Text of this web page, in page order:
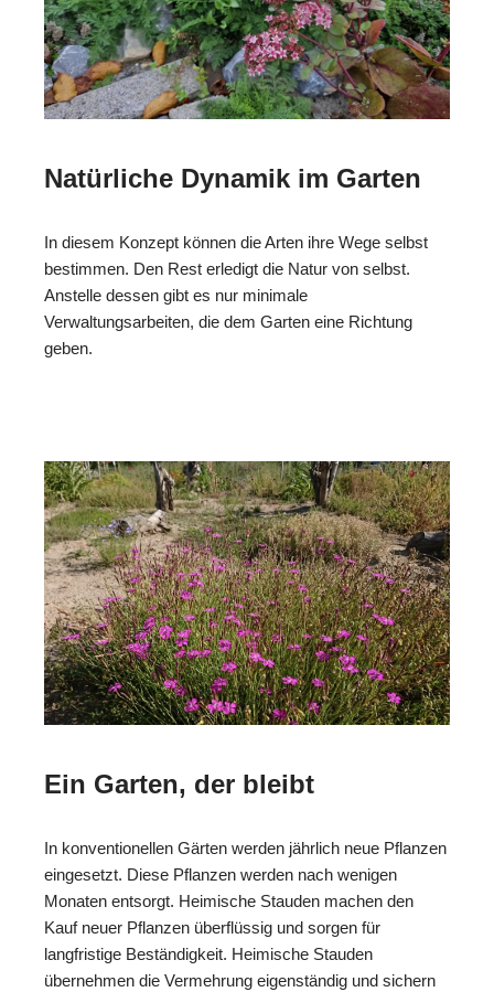
Natürliche Dynamik im Garten
In diesem Konzept können die Arten ihre Wege selbst
bestimmen. Den Rest erledigt die Natur von selbst.
Anstelle dessen gibt es nur minimale
Verwaltungsarbeiten, die dem Garten eine Richtung
geben.
Ein Garten, der bleibt
In konventionellen Gärten werden jährlich neue Pflanzen
eingesetzt. Diese Pflanzen werden nach wenigen
Monaten entsorgt. Heimische Stauden machen den
Kauf neuer Pflanzen überflüssig und sorgen für
langfristige Beständigkeit. Heimische Stauden
übernehmen die Vermehrung eigenständig und sichern